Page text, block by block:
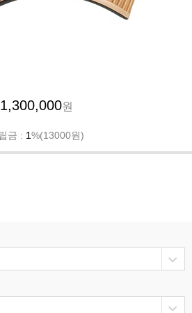
1,300,000원
금 : 1%(13000원)